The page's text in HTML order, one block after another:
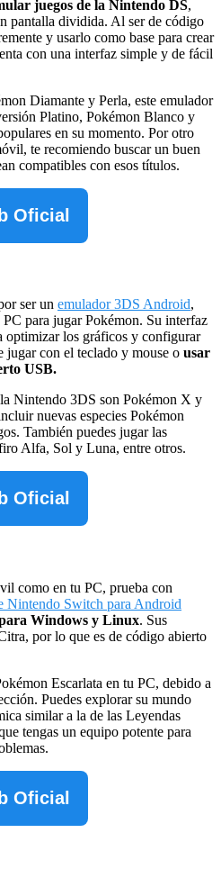
juegos de la Nintendo DS,
pantalla dividida. Al ser de código
y usarlo como base para crear
con una interfaz simple y de fácil
Diamante y Perla, este emulador
Platino, Pokémon Blanco y
en su momento. Por otro
te recomiendo buscar un buen
compatibles con esos títulos.
Oficial
ser un emulador 3DS Android,
para jugar Pokémon. Su interfaz
optimizar los gráficos y configurar
jugar con el teclado y mouse o usar
USB.
Nintendo 3DS son Pokémon X y
nuevas especies Pokémon
También puedes jugar las
Alfa, Sol y Luna, entre otros.
Oficial
como en tu PC, prueba con
Nintendo Switch para Android
Windows y Linux. Sus
por lo que es de código abierto
Escarlata en tu PC, debido a
Puedes explorar su mundo
similar a la de las Leyendas
tengas un equipo potente para
Oficial